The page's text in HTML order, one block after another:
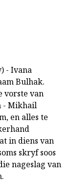
- Ivana
Bulhak.
vorste van
- Mikhail
en alles te
in diens van
skryf soos
nageslag van